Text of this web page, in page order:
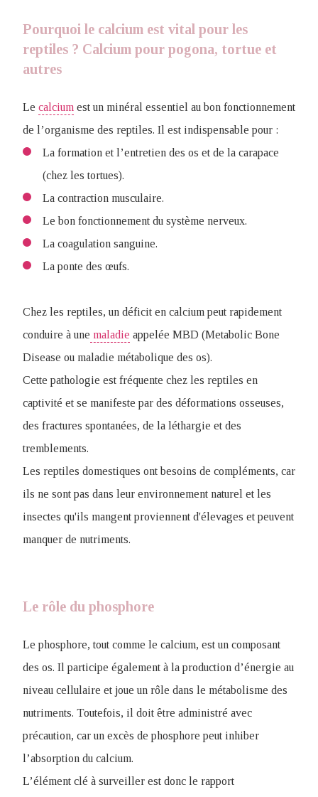
Pourquoi le calcium est vital pour les
reptiles ? Calcium pour pogona, tortue et
autres
Le calcium est un minéral essentiel au bon fonctionnement
de l’organisme des reptiles. Il est indispensable pour :
La formation et l’entretien des os et de la carapace
(chez les tortues).
La contraction musculaire.
Le bon fonctionnement du système nerveux.
La coagulation sanguine.
La ponte des œufs.
Chez les reptiles, un déficit en calcium peut rapidement
conduire à une maladie appelée MBD (Metabolic Bone
Disease ou maladie métabolique des os).
Cette pathologie est fréquente chez les reptiles en
captivité et se manifeste par des déformations osseuses,
des fractures spontanées, de la léthargie et des
tremblements.
Les reptiles domestiques ont besoins de compléments, car
ils ne sont pas dans leur environnement naturel et les
insectes qu'ils mangent proviennent d'élevages et peuvent
manquer de nutriments.
Le rôle du phosphore
Le phosphore, tout comme le calcium, est un composant
des os. Il participe également à la production d’énergie au
niveau cellulaire et joue un rôle dans le métabolisme des
nutriments. Toutefois, il doit être administré avec
précaution, car un excès de phosphore peut inhiber
l’absorption du calcium.
L’élément clé à surveiller est donc le rapport